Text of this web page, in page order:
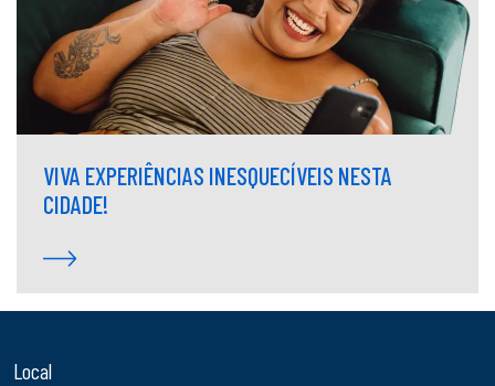
VIVA EXPERIÊNCIAS INESQUECÍVEIS NESTA
CIDADE!
Local